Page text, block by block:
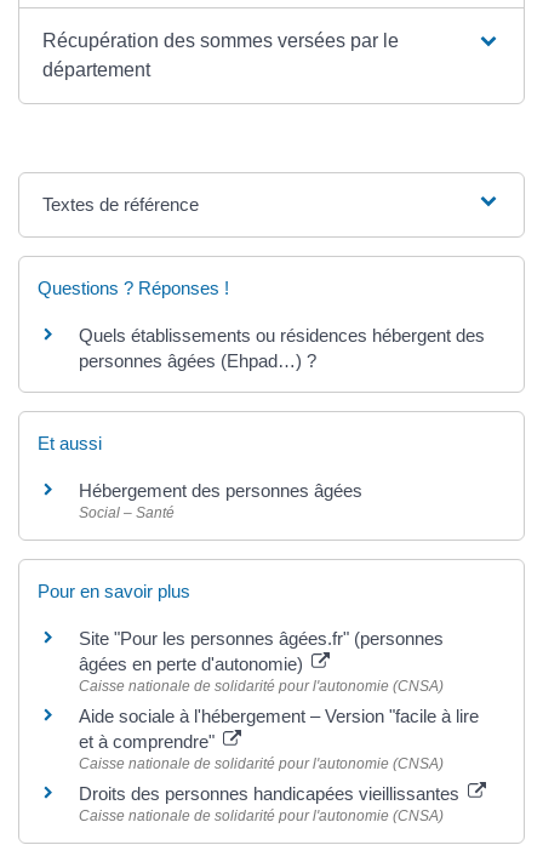
Récupération des sommes versées par le
département
Textes de référence
Questions ? Réponses !
Quels établissements ou résidences hébergent des
personnes âgées (Ehpad…) ?
Et aussi
Hébergement des personnes âgées
Social – Santé
Pour en savoir plus
Site "Pour les personnes âgées.fr" (personnes
âgées en perte d'autonomie)
Caisse nationale de solidarité pour l'autonomie (CNSA)
Aide sociale à l'hébergement – Version "facile à lire
et à comprendre"
Caisse nationale de solidarité pour l'autonomie (CNSA)
Droits des personnes handicapées vieillissantes
Caisse nationale de solidarité pour l'autonomie (CNSA)